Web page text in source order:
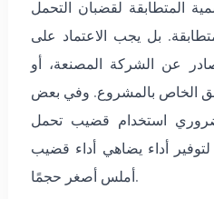
المتطابقة لقضبان التحمل
بل يجب الاعتماد على
عن الشركة المصنعة، أو
الخاص بالمشروع. وفي بعض
استخدام قضيب تحمل
أداء يضاهي أداء قضيب
أملس أصغر حجمًا.